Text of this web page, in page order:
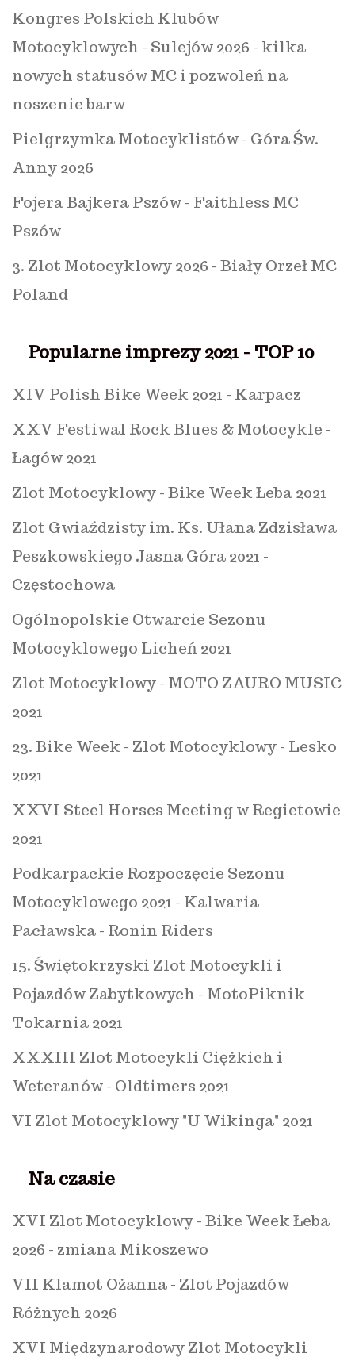
Kongres Polskich Klubów
Motocyklowych - Sulejów 2026 - kilka
nowych statusów MC i pozwoleń na
noszenie barw
Pielgrzymka Motocyklistów - Góra Św.
Anny 2026
Fojera Bajkera Pszów - Faithless MC
Pszów
3. Zlot Motocyklowy 2026 - Biały Orzeł MC
Poland
Popularne imprezy 2021 - TOP 10
XIV Polish Bike Week 2021 - Karpacz
XXV Festiwal Rock Blues & Motocykle -
Łagów 2021
Zlot Motocyklowy - Bike Week Łeba 2021
Zlot Gwiaździsty im. Ks. Ułana Zdzisława
Peszkowskiego Jasna Góra 2021 -
Częstochowa
Ogólnopolskie Otwarcie Sezonu
Motocyklowego Licheń 2021
Zlot Motocyklowy - MOTO ZAURO MUSIC
2021
23. Bike Week - Zlot Motocyklowy - Lesko
2021
XXVI Steel Horses Meeting w Regietowie
2021
Podkarpackie Rozpoczęcie Sezonu
Motocyklowego 2021 - Kalwaria
Pacławska - Ronin Riders
15. Świętokrzyski Zlot Motocykli i
Pojazdów Zabytkowych - MotoPiknik
Tokarnia 2021
XXXIII Zlot Motocykli Ciężkich i
Weteranów - Oldtimers 2021
VI Zlot Motocyklowy "U Wikinga" 2021
Na czasie
XVI Zlot Motocyklowy - Bike Week Łeba
2026 - zmiana Mikoszewo
VII Klamot Ożanna - Zlot Pojazdów
Różnych 2026
XVI Międzynarodowy Zlot Motocykli